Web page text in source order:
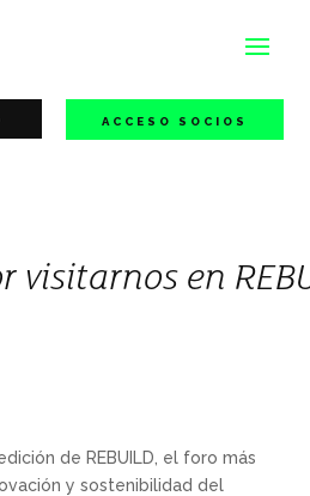
ACCESO SOCIOS
visitarnos en
de REBUILD, el foro más
y sostenibilidad del